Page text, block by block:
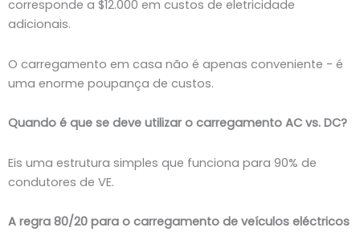
corresponde a $12.000 em custos de eletricidade
adicionais.
O carregamento em casa não é apenas conveniente - é
uma enorme poupança de custos.
Quando é que se deve utilizar o carregamento AC vs. DC?
Eis uma estrutura simples que funciona para 90% de
condutores de VE.
A regra 80/20 para o carregamento de veículos eléctricos